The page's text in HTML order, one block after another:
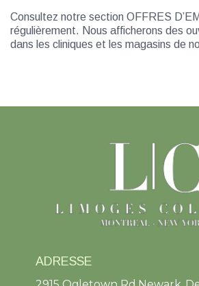
Consultez notre section OFFRES
régulièrement. Nous afficherons des
dans les cliniques et les magasins de
ADRESSE